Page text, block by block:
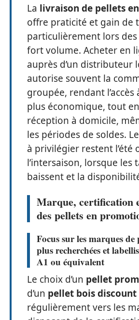
La livraison de pellets
offre praticité et gain de
particulièrement lors des
fort volume. Acheter en
auprès d’un distributeur
autorise souvent la
groupée, rendant l’accès
plus économique, tout
réception à domicile,
les périodes de soldes.
à privilégier restent l’été
l’intersaison, lorsque les
baissent et la
Marque, certification
des pellets en
Focus sur les marques de
plus recherchées et
A1 ou équivalent
Le choix d’un pellet
d’un pellet bois discount
régulièrement vers les